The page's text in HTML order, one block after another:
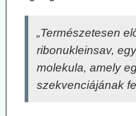
„Természetesen
ribonukleinsav,
molekula, amely
szekvenciájának